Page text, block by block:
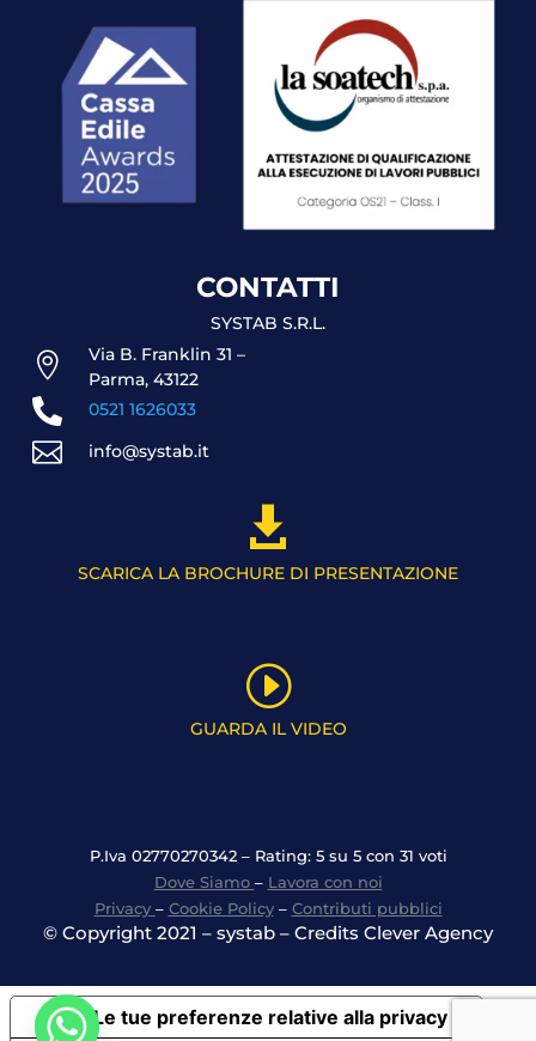
CONTATTI
SYSTAB S.R.L.

Via B. Franklin 31 –
Parma, 43122
 0521 1626033
 info@systab.it

SCARICA LA BROCHURE DI PRESENTAZIONE
I
GUARDA IL VIDEO
P.Iva 02770270342 – Rating: 5 su 5 con 31 voti
Dove Siamo – Lavora con noi
Privacy – Cookie Policy– Contributi pubblici
© Copyright 2021 – systab – Credits Clever Agency
Le tue preferenze relative alla privacy